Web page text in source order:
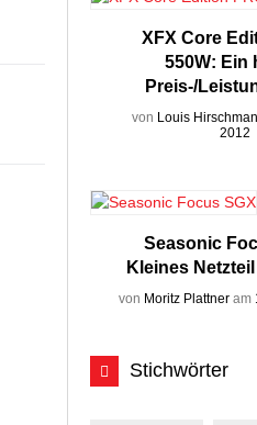
XFX Core
550W: Ein
Preis-/
von Louis
2012
Seasonic
Kleines
von Moritz Plattner am
Stichwörter